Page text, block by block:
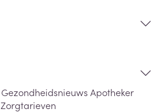
Gezondheidsnieuws Apotheker
Zorgtarieven